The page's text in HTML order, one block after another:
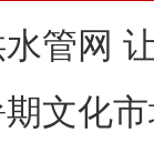
管网
文化